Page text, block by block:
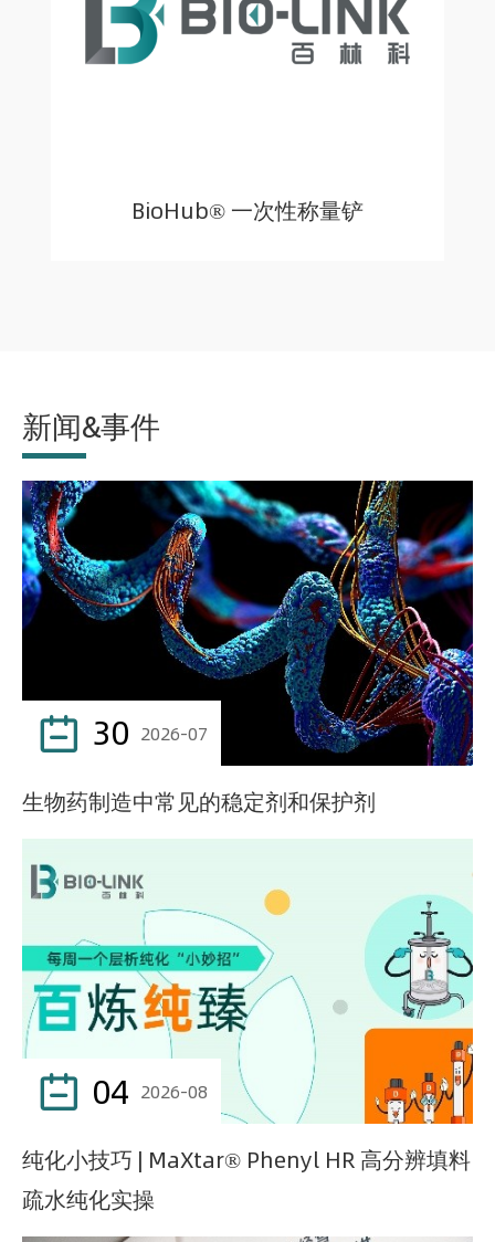
BioHub® 一次性称量铲
新闻&事件
 30 2026-07
生物药制造中常见的稳定剂和保护剂
 04 2026-08
纯化小技巧 | MaXtar® Phenyl HR 高分辨填料
疏水纯化实操